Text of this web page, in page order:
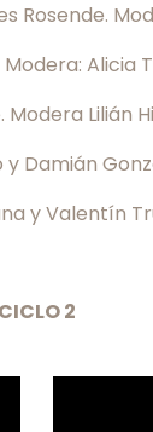
Rosende.
Alicia
Modera Lilián
Damián
y Valentín
CICLO 2